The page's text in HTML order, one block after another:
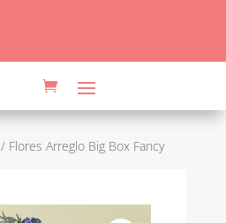
/ Flores Arreglo Big Box Fancy